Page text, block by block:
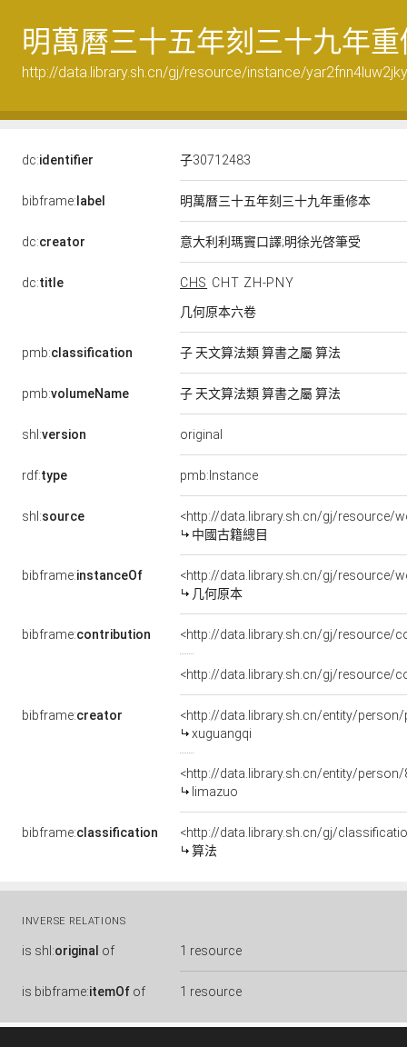
明萬曆三十五年刻三十九年
http://data.library.sh.cn/gj/resource/instance/
dc:identifier 子30712483
bibframe: label 明萬曆三十五年刻三十九年重修本
dc:creator 意大利利瑪竇口譯;明徐光啓筆受
dc:title CHS CHT ZH-PNY
几何原本六卷
pmb:classification 子 天文算法類 算書之屬 算法
pmb:volumeName 子 天文算法類 算書之屬 算法
shl:version original
rdf:type pmb:Instance
shl:source
<http://data.library.sh.cn/gj/resource/
中國古籍總目
bibframe:instanceOf
<http://data.library.sh.cn/gj/resource/
几何原本
bibframe:contribution <http://data.library.sh.cn/gj/resource/
<http://data.library.sh.cn/gj/resource/
bibframe:creator
<http://data.library.sh.cn/entity/
xuguangqi
<http://data.library.sh.cn/entity/
limazuo
bibframe:classification
<http://data.library.sh.cn/gj/
算法
INVERSE RELATIONS
is shl:original of 1 resource
is bibframe:itemOf of 1 resource